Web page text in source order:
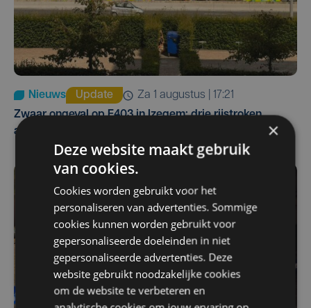
Nieuws Update
za 1 augustus | 17:21
Zwaar ongeval op E403 in Izegem: drie rijstroken
afgesloten
×
Deze website maakt gebruik
van cookies.
Cookies worden gebruikt voor het
personaliseren van advertenties. Sommige
cookies kunnen worden gebruikt voor
gepersonaliseerde doeleinden in niet
gepersonaliseerde advertenties. Deze
website gebruikt noodzakelijke cookies
om de website te verbeteren en